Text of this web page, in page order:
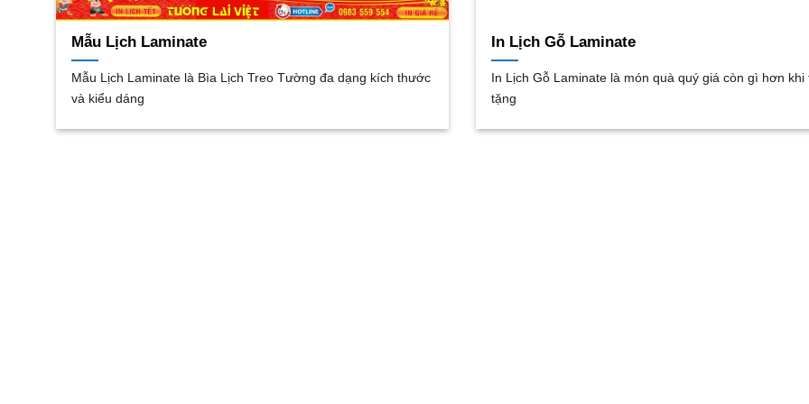
Mẫu Lịch Laminate
Mẫu Lịch Laminate là Bìa Lịch Treo Tường đa dạng kích thước
và kiểu dáng
In Lịch Gỗ Laminate
In Lịch Gỗ Laminate là món quà quý giá còn gì hơn khi
tặng